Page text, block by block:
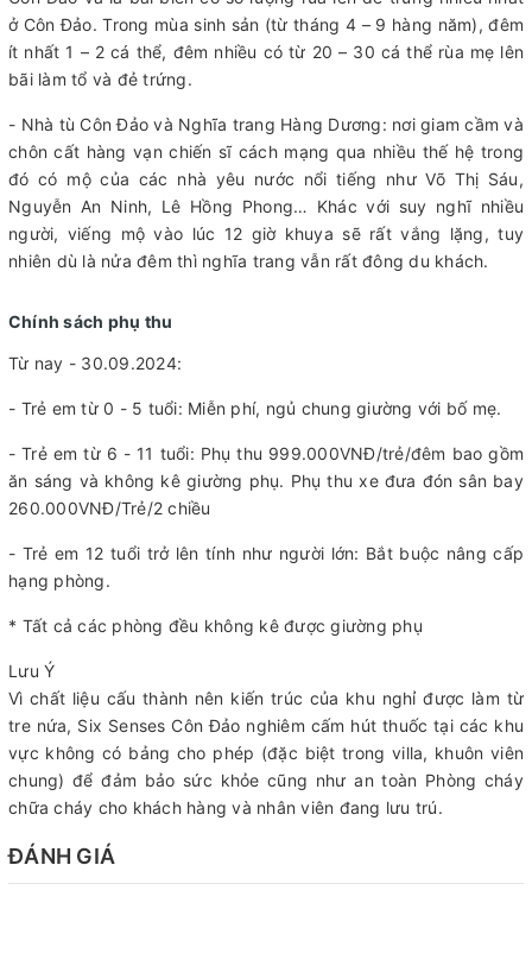
ở Côn Đảo. Trong mùa sinh sản (từ tháng 4 – 9 hàng năm), đêm
ít nhất 1 – 2 cá thể, đêm nhiều có từ 20 – 30 cá thể rùa mẹ lên
bãi làm tổ và đẻ trứng.
- Nhà tù Côn Đảo và Nghĩa trang Hàng Dương: nơi giam cầm và
chôn cất hàng vạn chiến sĩ cách mạng qua nhiều thế hệ trong
đó có mộ của các nhà yêu nước nổi tiếng như Võ Thị Sáu,
Nguyễn An Ninh, Lê Hồng Phong… Khác với suy nghĩ nhiều
người, viếng mộ vào lúc 12 giờ khuya sẽ rất vắng lặng, tuy
nhiên dù là nửa đêm thì nghĩa trang vẫn rất đông du khách.
Chính sách phụ thu
Từ nay - 30.09.2024:
- Trẻ em từ 0 - 5 tuổi: Miễn phí, ngủ chung giường với bố mẹ.
- Trẻ em từ 6 - 11 tuổi: Phụ thu 999.000VNĐ/trẻ/đêm bao gồm
ăn sáng và không kê giường phụ. Phụ thu xe đưa đón sân bay
260.000VNĐ/Trẻ/2 chiều
- Trẻ em 12 tuổi trở lên tính như người lớn: Bắt buộc nâng cấp
hạng phòng.
* Tất cả các phòng đều không kê được giường phụ
Lưu Ý
Vì chất liệu cấu thành nên kiến trúc của khu nghỉ được làm từ
tre nứa, Six Senses Côn Đảo nghiêm cấm hút thuốc tại các khu
vực không có bảng cho phép (đặc biệt trong villa, khuôn viên
chung) để đảm bảo sức khỏe cũng như an toàn Phòng cháy
chữa cháy cho khách hàng và nhân viên đang lưu trú.
ĐÁNH GIÁ